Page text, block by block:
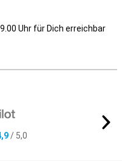
Uhr für Dich erreichbar
/ 5,0